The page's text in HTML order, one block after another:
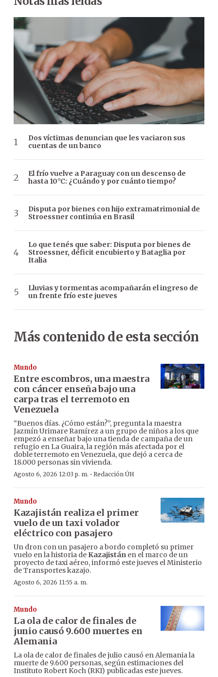
Dos víctimas denuncian que les vaciaron sus
cuentas de un banco
El frío vuelve a Paraguay con un descenso de
hasta 10°C: ¿Cuándo y por cuánto tiempo?
Disputa por bienes con hijo extramatrimonial de
Stroessner continúa en Brasil
Lo que tenés que saber: Disputa por bienes de
Stroessner, déficit encubierto y Bataglia por
Italia
Lluvias y tormentas acompañarán el ingreso de
un frente frío este jueves
Más contenido de esta sección
Mundo
Entre escombros, una maestra
con cáncer enseña bajo una
carpa tras el terremoto en
Venezuela
“Buenos días. ¿Cómo están?”, pregunta la maestra
Jazmín Urimare Ramírez a un grupo de niños a los que
empezó a enseñar bajo una tienda de campaña de un
refugio en La Guaira, la región más afectada por el
doble terremoto en Venezuela, que dejó a cerca de
18.000 personas sin vivienda.
Agosto 6, 2026 12:03 p. m. · Redacción ÚH
Mundo
Kazajistán realiza el primer
vuelo de un taxi volador
eléctrico con pasajero
Un dron con un pasajero a bordo completó su primer
vuelo en la historia de Kazajistán en el marco de un
proyecto de taxi aéreo, informó este jueves el Ministerio
de Transportes kazajo.
Agosto 6, 2026 11:55 a. m.
Mundo
La ola de calor de finales de
junio causó 9.600 muertes en
Alemania
La ola de calor de finales de julio causó en Alemania la
muerte de 9.600 personas, según estimaciones del
Instituto Robert Koch (RKI) publicadas este jueves.